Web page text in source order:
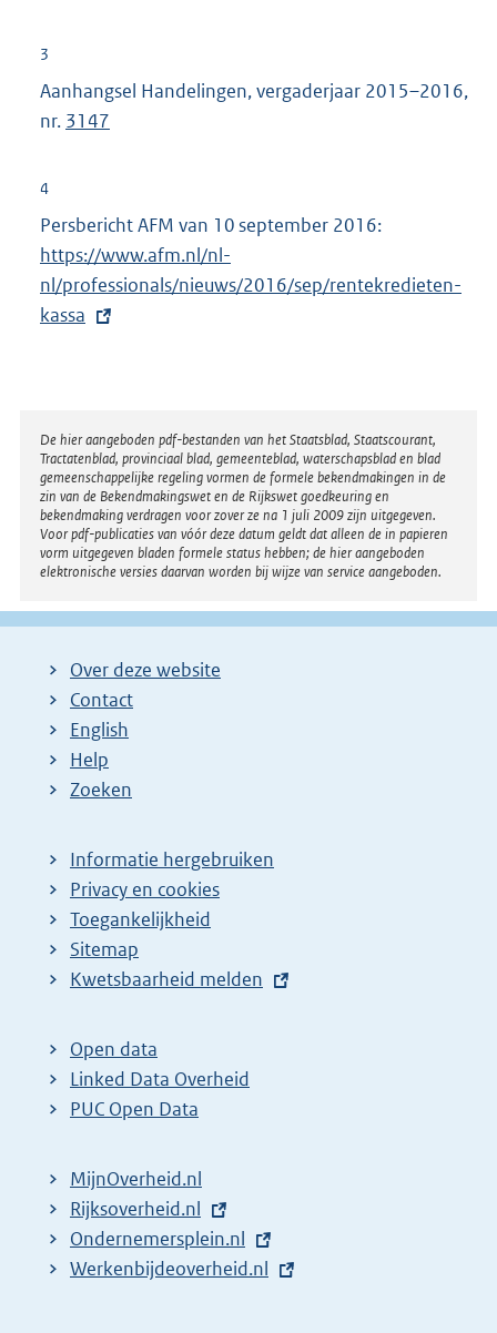
3
Aanhangsel Handelingen, vergaderjaar 2015–2016,
nr. 3147
4
Persbericht AFM van 10 september 2016:
t
l
i
n
k
:
https://www.afm.nl/nl-
nl/professionals/nieuws/2016/sep/rentekredieten-
kassa
Disclaimer
De hier aangeboden pdf-bestanden van het Staatsblad, Staatscourant,
Tractatenblad, provinciaal blad, gemeenteblad, waterschapsblad en blad
gemeenschappelijke regeling vormen de formele bekendmakingen in de
zin van de Bekendmakingswet en de Rijkswet goedkeuring en
bekendmaking verdragen voor zover ze na 1 juli 2009 zijn uitgegeven.
Voor pdf-publicaties van vóór deze datum geldt dat alleen de in papieren
vorm uitgegeven bladen formele status hebben; de hier aangeboden
elektronische versies daarvan worden bij wijze van service aangeboden.
Over deze website
Contact
English
Help
Zoeken
Informatie hergebruiken
Privacy en cookies
Toegankelijkheid
Sitemap
E
t
e
r
l
i
n
k
Kwetsbaarheid melden
Open data
Linked Data Overheid
PUC Open Data
MijnOverheid.nl
E
x
t
Rijksoverheid.nl
E
x
Ondernemersplein.nl
E
Werkenbijdeoverheid.nl